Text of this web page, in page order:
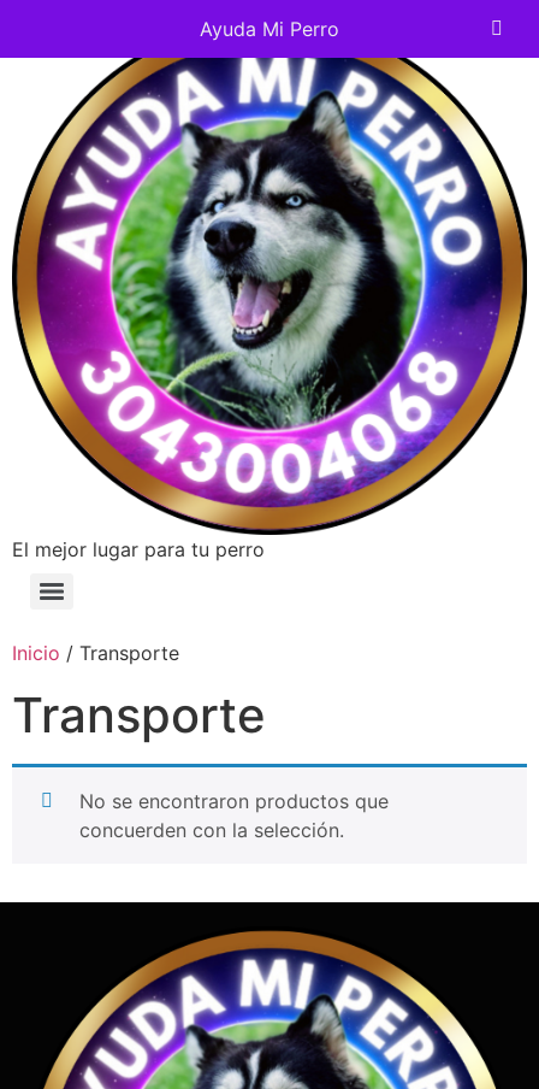
El mejor lugar para tu perro
Inicio / Transporte
Transporte
No se encontraron productos que
concuerden con la selección.
Ayuda Mi Perro